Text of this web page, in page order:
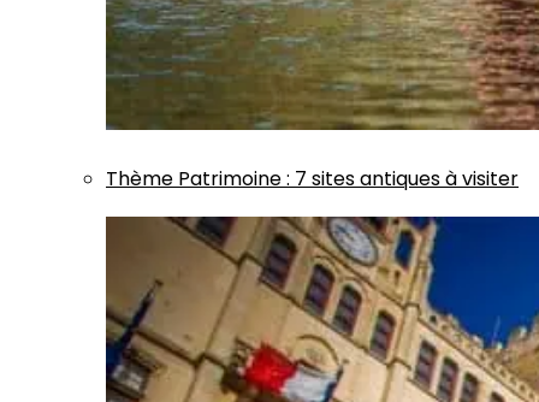
Thème Patrimoine: 7 sites antiques à visiter